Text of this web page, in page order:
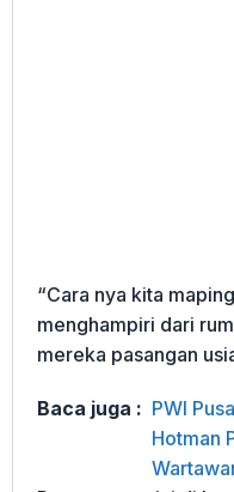
“Cara nya kita
menghampiri dari
mereka pasangan
Baca juga : PWI
Hotman